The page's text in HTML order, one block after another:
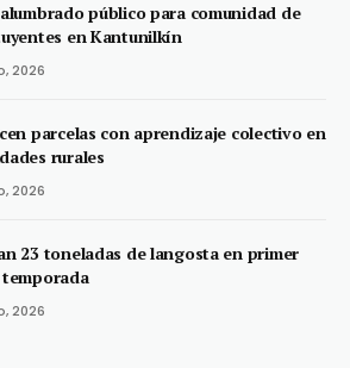
público para comunidad de
en Kantunilkín
2026
parcelas con aprendizaje colectivo en
rurales
2026
23 toneladas de langosta en primer
temporada
2026